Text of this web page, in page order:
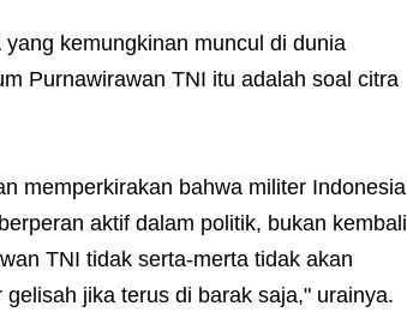
kemungkinan muncul di dunia
Purnawirawan TNI itu adalah soal citra
memperkirakan bahwa militer Indonesia
aktif dalam politik, bukan kembali
TNI tidak serta-merta tidak akan
jika terus di barak saja," urainya.